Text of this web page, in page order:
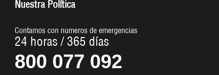
Nuestra Política
Contamos con numeros de emergencias
24 horas / 365 días
800 077 092